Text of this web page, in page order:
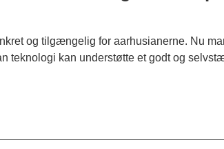
og tilgængelig for aarhusianerne. Nu
teknologi kan understøtte et godt og